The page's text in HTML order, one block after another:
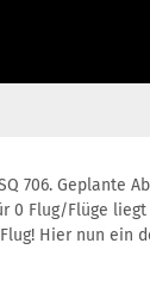
706. Geplante
0 Flug/Flüge
Hier nun